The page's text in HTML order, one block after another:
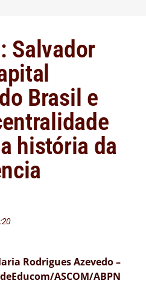
Salvador
Brasil e
história da
Rodrigues Azevedo –
ASCOM/ABPN